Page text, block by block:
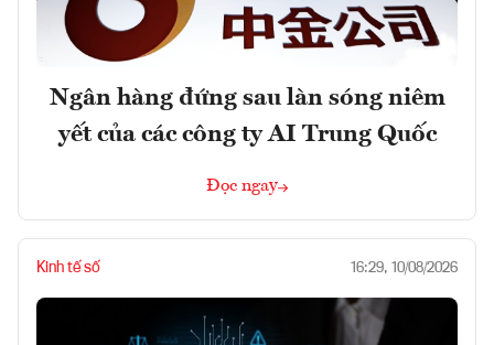
Ngân hàng đứng sau làn sóng niêm
yết của các công ty AI Trung Quốc
Đọc ngay
Kinh tế số 16:29, 10/08/2026